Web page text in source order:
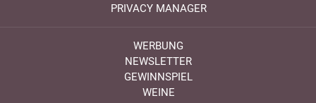
PRIVACY MANAGER
WERBUNG
NEWSLETTER
GEWINNSPIEL
WEINE